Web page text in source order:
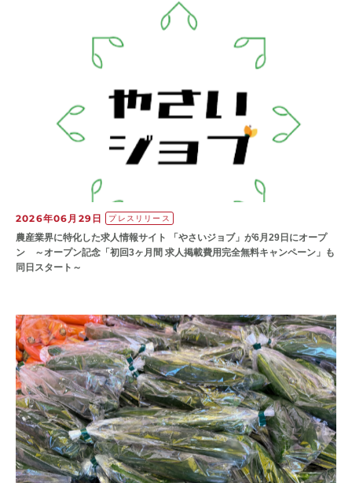
2026年06月29日 プレスリリース
農産業界に特化した求人情報サイト 「やさいジョブ」が6月29日にオープ
ン ～オープン記念「初回3ヶ月間 求人掲載費用完全無料キャンペーン」も
同日スタート～